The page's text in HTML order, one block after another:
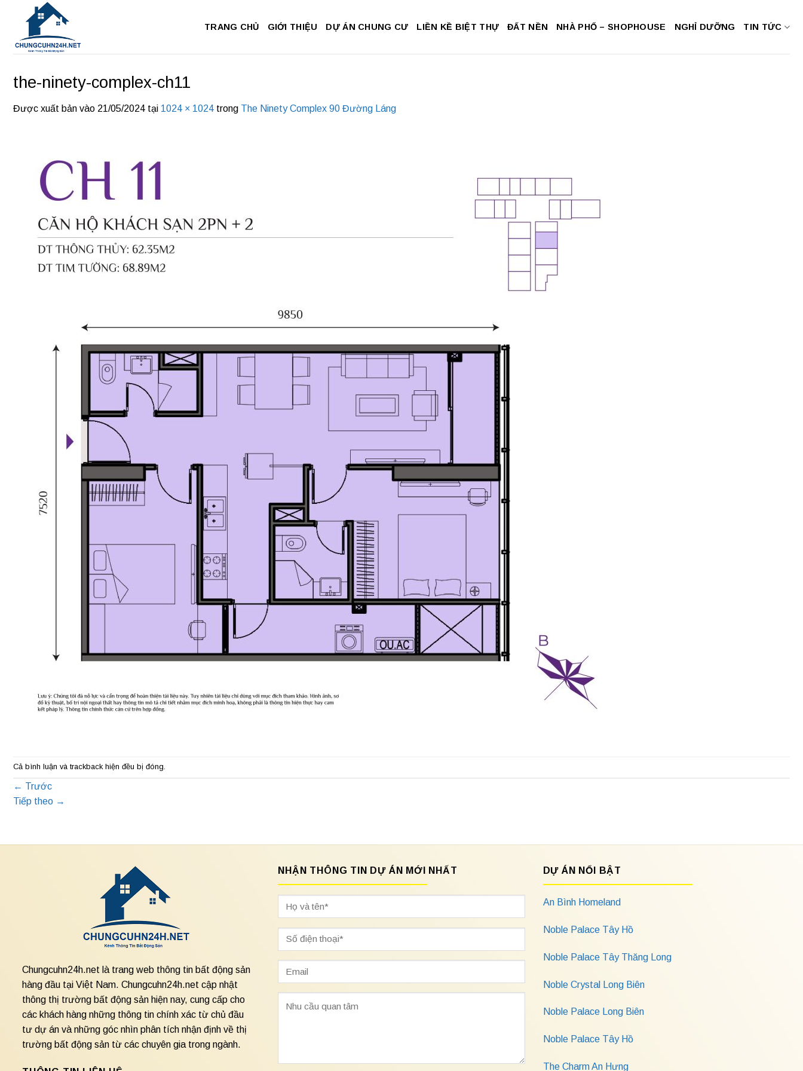
dung
TRANG CHỦ GIỚI THIỆU DỰ ÁN CHUNG CƯ LIỀN KỀ BIỆT THỰ ĐẤT NỀN NHÀ PHỐ – SHOPHOUSE NGHỈ DƯỠNG TIN TỨC
the-ninety-complex-ch11
Được xuất bản vào 21/05/2024 tại 1024 × 1024 trong The Ninety Complex 90 Đường Láng
Cả bình luận và trackback hiện đều bị đóng.
← Trước
Tiếp theo →
Chungcuhn24h.net là trang web thông tin bất động sản
hàng đầu tại Việt Nam. Chungcuhn24h.net cập nhật
thông thị trường bất động sản hiện nay, cung cấp cho
các khách hàng những thông tin chính xác từ chủ đầu
tư dự án và những góc nhìn phân tích nhận định về thị
trường bất động sản từ các chuyên gia trong ngành.
NHẬN THÔNG TIN DỰ ÁN MỚI NHẤT DỰ ÁN NỔI BẬT
An Bình Homeland
Noble Palace Tây Hồ
Noble Palace Tây Thăng Long
Noble Crystal Long Biên
Noble Palace Long Biên
Noble Palace Tây Hồ
The Charm An Hưng